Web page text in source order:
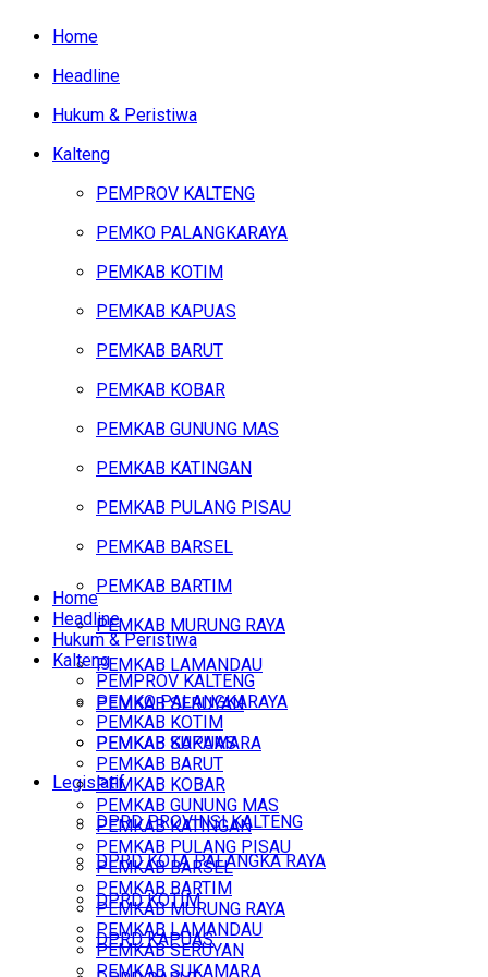
Home
Headline
Hukum & Peristiwa
Kalteng
PEMPROV KALTENG
PEMKO PALANGKARAYA
PEMKAB KOTIM
PEMKAB KAPUAS
PEMKAB BARUT
PEMKAB KOBAR
PEMKAB GUNUNG MAS
PEMKAB KATINGAN
PEMKAB PULANG PISAU
PEMKAB BARSEL
PEMKAB BARTIM
PEMKAB MURUNG RAYA
PEMKAB LAMANDAU
PEMKAB SERUYAN
PEMKAB SUKAMARA
Legislatif
DPRD PROVINSI KALTENG
DPRD KOTA PALANGKA RAYA
DPRD KOTIM
DPRD KAPUAS
Home
Headline
Hukum & Peristiwa
Kalteng
PEMPROV KALTENG
PEMKO PALANGKARAYA
PEMKAB KOTIM
PEMKAB KAPUAS
PEMKAB BARUT
PEMKAB KOBAR
PEMKAB GUNUNG MAS
PEMKAB KATINGAN
PEMKAB PULANG PISAU
PEMKAB BARSEL
PEMKAB BARTIM
PEMKAB MURUNG RAYA
PEMKAB LAMANDAU
PEMKAB SERUYAN
PEMKAB SUKAMARA